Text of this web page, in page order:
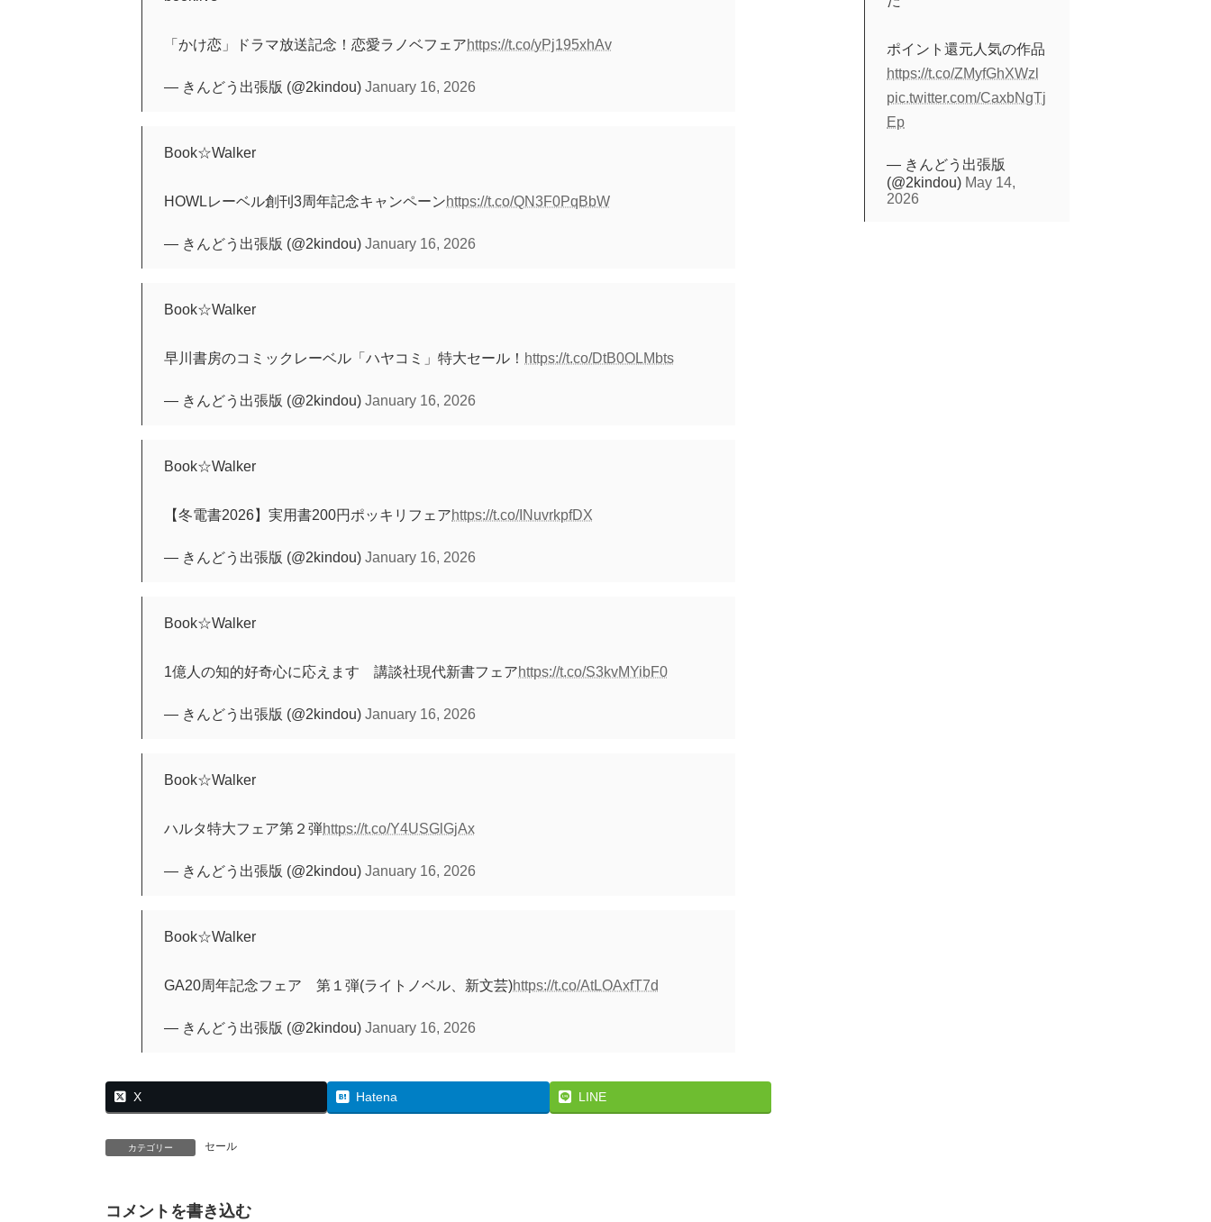
「かけ恋」ドラマ放送記念！恋愛ラノベフェアhttps://t.co/yPj195xhAv
— きんどう出張版 (@2kindou) January 16, 2026
Book☆Walker
HOWLレーベル創刊3周年記念キャンペーンhttps://t.co/QN3F0PqBbW
— きんどう出張版 (@2kindou) January 16, 2026
Book☆Walker
早川書房のコミックレーベル「ハヤコミ」特大セール！ https://t.co/DtB0OLMbts
— きんどう出張版 (@2kindou) January 16, 2026
Book☆Walker
【冬電書2026】実用書200円ポッキリフェアhttps://t.co/INuvrkpfDX
— きんどう出張版 (@2kindou) January 16, 2026
Book☆Walker
1億人の知的好奇心に応えます 講談社現代新書フェアhttps://t.co/S3kvMYibF0
— きんどう出張版 (@2kindou) January 16, 2026
Book☆Walker
ハルタ特大フェア第２弾https://t.co/Y4USGlGjAx
— きんどう出張版 (@2kindou) January 16, 2026
Book☆Walker
GA20周年記念フェア 第１弾(ライトノベル、新文芸)https://t.co/AtLOAxfT7d
— きんどう出張版 (@2kindou) January 16, 2026
X Hatena LINE
カテゴリー セール
コメントを書き込む
ポイント還元人気の作品
https://t.co/ZMyfGhXWzl
pic.twitter.com/CaxbNgTj
Ep
— きんどう出張版
(@2kindou) May 14,
2026